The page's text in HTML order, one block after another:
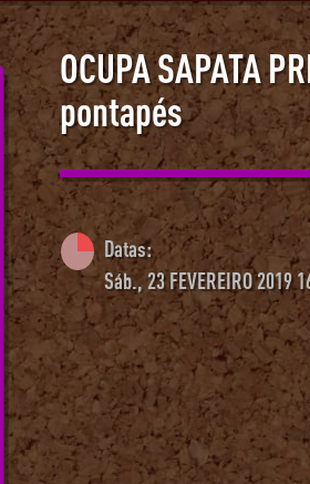
OCUPA SAPATA
pontapés
Datas:
Sáb., 23 FEVEREIRO 2019